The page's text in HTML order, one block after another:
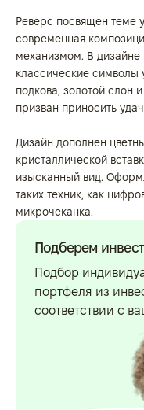
Реверс посвящен теме
современная
механизмом. В
классические символы
подкова, золотой слон
призван приносить
Дизайн дополнен
кристаллической
изысканный вид.
таких техник, как
микрочеканка.
Подберем
Подбор
портфеля из
соответствии с